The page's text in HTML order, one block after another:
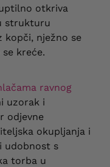
otkriva
strukturu
kopči, nježno se
kreće.
ravnog
uzorak i
odjevne
okupljanja i
udobnost s
torba u